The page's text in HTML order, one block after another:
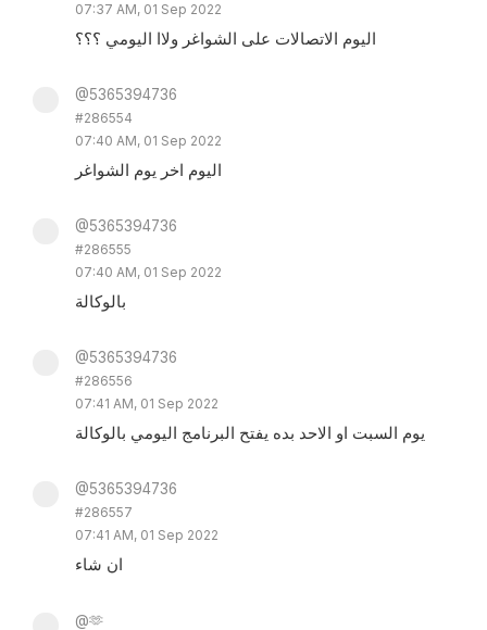
07:37 AM, 01 Sep 2022
اليوم الاتصالات على الشواغر ولاا اليومي ؟؟؟
@5365394736
#286554
07:40 AM, 01 Sep 2022
اليوم اخر يوم الشواغر
@5365394736
#286555
07:40 AM, 01 Sep 2022
بالوكالة
@5365394736
#286556
07:41 AM, 01 Sep 2022
يوم السبت او الاحد بده يفتح البرنامج اليومي بالوكالة
@5365394736
#286557
07:41 AM, 01 Sep 2022
ان شاء
@🫶